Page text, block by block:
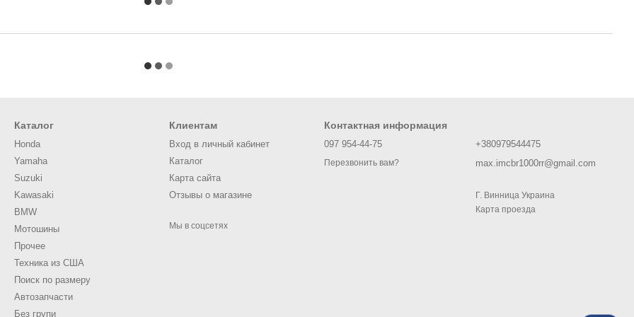
Каталог
Honda
Yamaha
Suzuki
Kawasaki
BMW
Мотошины
Прочее
Техника из США
Поиск по размеру
Автозапчасти
Без групи
Клиентам
Вход в личный кабинет
Каталог
Карта сайта
Отзывы о магазине
Мы в соцсетях
Контактная информация
097 954-44-75
Перезвонить вам?
+380979544475
max.imcbr1000rr@gmail.com
Г. Винница Украина
Карта проезда